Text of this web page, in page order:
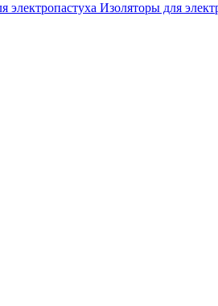
электропастуха Изоляторы для